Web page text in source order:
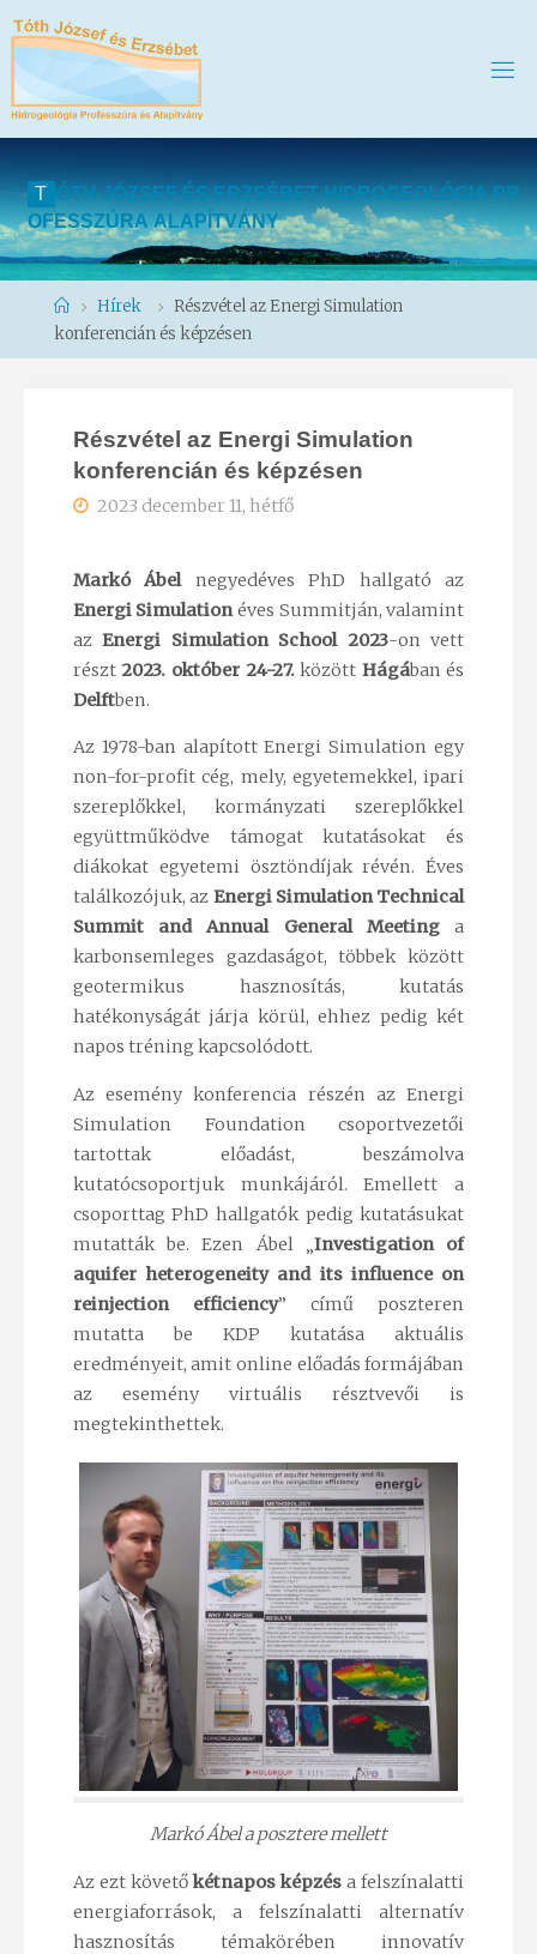
T ÓT H J ÓZS E F ÉS E RZSÉ BET H DROG EOLÓG A P R
OFESSZÚ RA ALAPÍTVÁNY
HomeHírek
Részvétel az Energi Simulation
konferencián és képzésen
Részvétel az Energi Simulation
konferencián és képzésen
2023 december 11, hétfő
Markó Ábelnegyedéves PhD hallgató az
Energi Simulationéves Summitján, valamint
azEnergi Simulation School 2023-on vett
részt 2023. október 24-27.között Hágában és
Delftben.
Az 1978-ban alapított Energi Simulation egy
non-for-profit cég, mely, egyetemekkel, ipari
szereplőkkel, kormányzati szereplőkkel
együttműködve támogat kutatásokat és
diákokat egyetemi ösztöndíjak révén. Éves
találkozójuk, az Energi Simulation Technical
Summit and Annual General Meetinga
karbonsemleges gazdaságot, többek között
geotermikus hasznosítás, kutatás
hatékonyságát járja körül, ehhez pedig két
napos tréning kapcsolódott.
Az esemény konferencia részén az Energi
Simulation Foundation csoportvezetői
tartottak előadást, beszámolva
kutatócsoportjuk munkájáról. Emellett a
csoporttag PhD hallgatók pedig kutatásukat
mutatták be. Ezen Ábel „Investigation of
aquifer heterogeneity and its influence on
reinjection efficiency” című poszteren
mutatta be KDP kutatása aktuális
eredményeit, amit online előadás formájában
az esemény virtuális résztvevői is
megtekinthettek.
Markó Ábel a posztere mellett
Az ezt követő kétnapos képzés a felszínalatti
energiaforrások, a felszínalatti alternatív
hasznosítás témakörében innovatív